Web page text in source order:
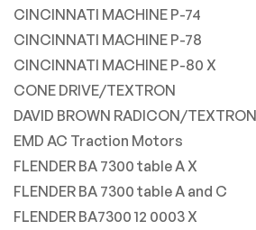
CINCINNATI MACHINE P-74
CINCINNATI MACHINE P-78
CINCINNATI MACHINE P-80 X
CONE DRIVE/TEXTRON
DAVID BROWN RADICON/
EMD AC Traction Motors
FLENDER BA 7300 table A X
FLENDER BA 7300 table A and C
FLENDER BA7300 12 0003 X